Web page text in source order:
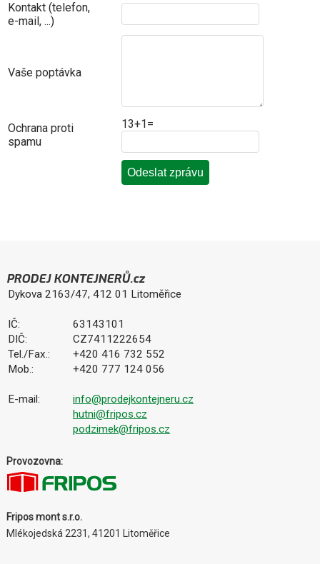
Kontakt (telefon,
e-mail, ...)
Vaše poptávka
Ochrana proti
spamu
13+1=
PRODEJ KONTEJNERŮ.cz
Dykova 2163/47, 412 01 Litoměřice
IČ:
63143101
DIČ:
CZ7411222654
Tel./Fax.:
+420 416 732 552
Mob.:
+420 777 124 056
E-mail:
info@prodejkontejneru.cz
hutni@fripos.cz
podzimek@fripos.cz
Provozovna:
Fripos mont s.r.o.
Mlékojedská 2231, 41201 Litoměřice